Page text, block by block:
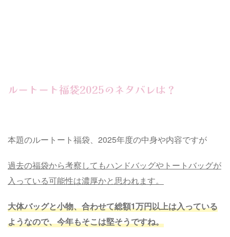
ルートート福袋2025のネタバレは？
本題のルートート福袋、2025年度の中身や内容ですが
過去の福袋から考察してもハンドバッグやトートバッグが
入っている可能性は濃厚かと思われます。
大体バッグと小物、合わせて総額1万円以上は入っている
ようなので、今年もそこは堅そうですね。